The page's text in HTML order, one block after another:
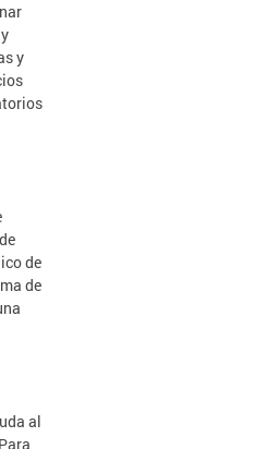
y
de
de
al